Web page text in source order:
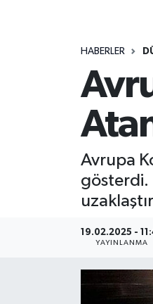
HABERLER
Avrupa
gösterdi.
19.02.2025 -
YAYINLANMA